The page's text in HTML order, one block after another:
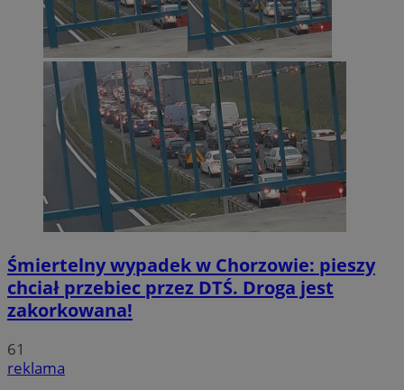
Śmiertelny wypadek w Chorzowie: pieszy
chciał przebiec przez DTŚ. Droga jest
zakorkowana!
61
reklama